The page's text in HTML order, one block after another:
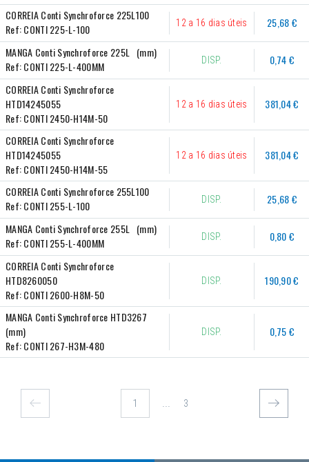
CORREIA Conti Synchroforce 225L100
Ref:CONTI 225-L-100 12 a 16 dias úteis 25,68 €
MANGA Conti Synchroforce 225L   (mm)
Ref:CONTI 225-L-400MM DISP. 0,74 €
CORREIA Conti Synchroforce
HTD14245055
Ref:CONTI 2450-H14M-50
12 a 16 dias úteis 381,04 €
CORREIA Conti Synchroforce
HTD14245055
Ref:CONTI 2450-H14M-55
12 a 16 dias úteis 381,04 €
CORREIA Conti Synchroforce 255L100
Ref:CONTI 255-L-100 DISP. 25,68 €
MANGA Conti Synchroforce 255L   (mm)
Ref:CONTI 255-L-400MM DISP. 0,80 €
CORREIA Conti Synchroforce
HTD8260050
Ref:CONTI 2600-H8M-50
DISP. 190,90 €
MANGA Conti Synchroforce HTD3267
(mm)
Ref:CONTI 267-H3M-480
DISP. 0,75 €
3